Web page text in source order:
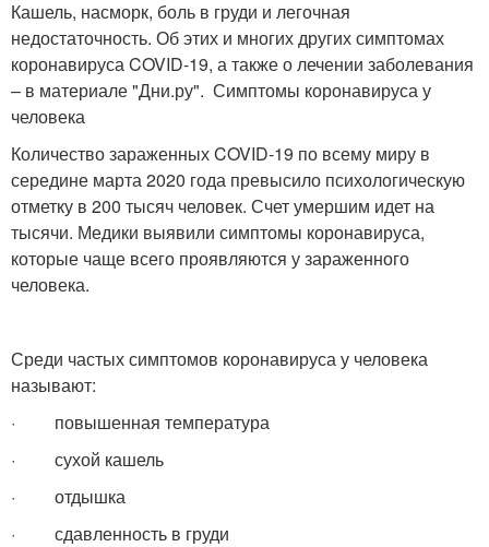
Кашель, насморк, боль в груди и легочная
недостаточность. Об этих и многих других симптомах
коронавируса COVID-19, а также о лечении заболевания
– в материале "Дни.ру". Симптомы коронавируса у
человека
Количество зараженных COVID-19 по всему миру в
середине марта 2020 года превысило психологическую
отметку в 200 тысяч человек. Счет умершим идет на
тысячи. Медики выявили симптомы коронавируса,
которые чаще всего проявляются у зараженного
человека.
Среди частых симптомов коронавируса у человека
называют:
· повышенная температура
· сухой кашель
· отдышка
· сдавленность в груди